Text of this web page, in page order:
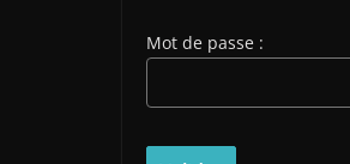
Mot de passe :